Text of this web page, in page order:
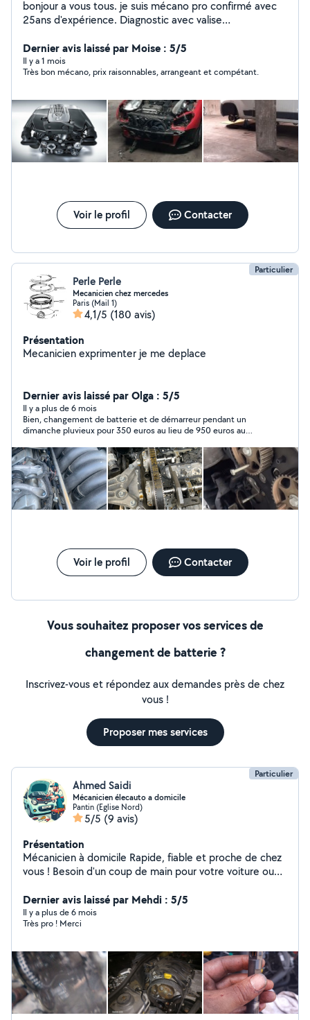
bonjour a vous tous. je suis mécano pro confirmé avec
25ans d'expérience. Diagnostic avec valise
voiture.TIKTOK ( lemecanoducoin )
Dernier avis laissé par Moise : 5/5
Il y a 1 mois
Très bon mécano, prix raisonnables, arrangeant et compétant.
Voir le profil Contacter
Particulier
Perle Perle
Mecanicien chez mercedes
Paris (Mail 1)
4,1/5 (180 avis)
Présentation
Mecanicien exprimenter je me deplace
Dernier avis laissé par Olga : 5/5
Il y a plus de 6 mois
Bien, changement de batterie et de démarreur pendant un
dimanche pluvieux pour 350 euros au lieu de 950 euros au
Voir le profil Contacter
Vous souhaitez proposer vos services de
changement de batterie ?
Inscrivez-vous et répondez aux demandes près de chez
vous !
Proposer mes services
Particulier
Ahmed Saidi
Mécanicien élecauto a domicile
Pantin (Eglise Nord)
5/5 (9 avis)
Présentation
Mécanicien à domicile Rapide, fiable et proche de chez
vous ! Besoin d'un coup de main pour votre voiture ou
sérieux, réactif et équipé pour intervenir directement
chez vous. Que ce soit pour une panne, un diagnostic ou
des réparations plus complexes, je m'adapte à vos
Devis gratuit Intervention rapide
Dernier avis laissé par Mehdi : 5/5
Il y a plus de 6 mois
Très pro ! Merci